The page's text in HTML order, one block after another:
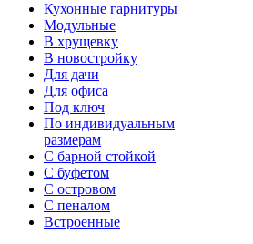
Кухонные гарнитуры
Модульные
В хрущевку
В новостройку
Для дачи
Для офиса
Под ключ
По индивидуальным
размерам
С барной стойкой
С буфетом
С островом
С пеналом
Встроенные